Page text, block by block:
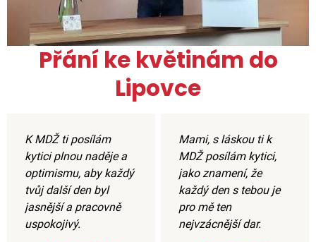
Přání ke květinám do
Lipovce
K MDŽ ti posílám
kytici plnou naděje a
optimismu, aby každý
tvůj další den byl
jasnější a pracovně
uspokojivý.
Mami, s láskou ti k
MDŽ posílám kytici,
jako znamení, že
každý den s tebou je
pro mě ten
nejvzácnější dar.